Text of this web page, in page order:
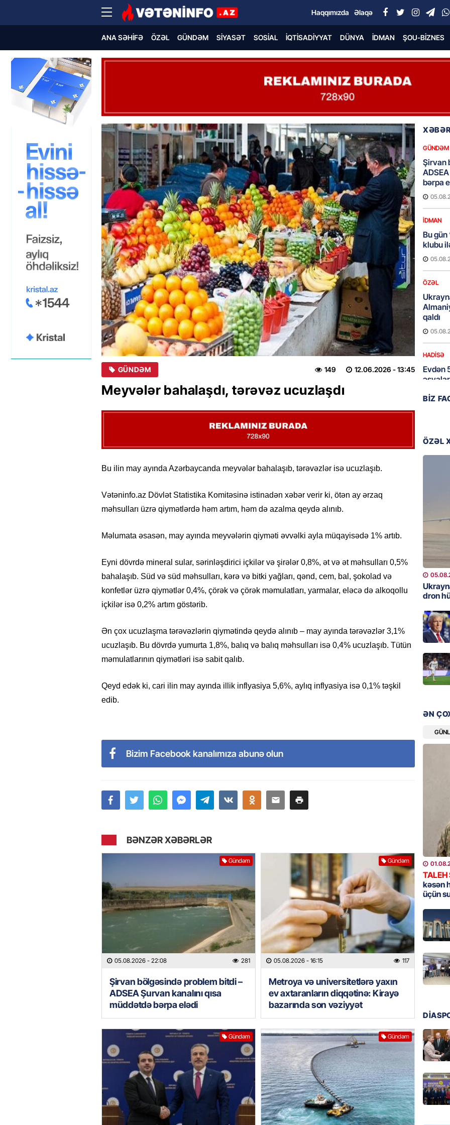
Haqqımızda Əlaqə
ANA SƏHIFƏ ÖZƏL GÜNDƏM SIYASƏT SOSIAL İQTISADIYYAT DÜNYA İDMAN ŞOU-BIZNES
GÜNDƏM 12.06.2026 - 13:45
149
Meyvələr bahalaşdı, tərəvəz ucuzlaşdı
Bu ilin may ayında Azərbaycanda meyvələr bahalaşıb, tərəvəzlər isə ucuzlaşıb.
Vətəninfo.az Dövlət Statistika Komitəsinə istinadən xəbər verir ki, ötən ay ərzaq
məhsulları üzrə qiymətlərdə həm artım, həm də azalma qeydə alınıb.
Məlumata əsasən, may ayında meyvələrin qiyməti əvvəlki ayla müqayisədə 1% artıb.
Eyni dövrdə mineral sular, sərinləşdirici içkilər və şirələr 0,8%, ət və ət məhsulları 0,5%
bahalaşıb. Süd və süd məhsulları, kərə və bitki yağları, qənd, cem, bal, şokolad və
konfetlər üzrə qiymətlər 0,4%, çörək və çörək məmulatları, yarmalar, eləcə də alkoqollu
içkilər isə 0,2% artım göstərib.
Ən çox ucuzlaşma tərəvəzlərin qiymətində qeydə alınıb – may ayında tərəvəzlər 3,1%
ucuzlaşıb. Bu dövrdə yumurta 1,8%, balıq və balıq məhsulları isə 0,4% ucuzlaşıb. Tütün
məmulatlarının qiymətləri isə sabit qalıb.
Qeyd edək ki, cari ilin may ayında illik inflyasiya 5,6%, aylıq inflyasiya isə 0,1% təşkil
edib.
Bizim Facebook kanalımıza abunə olun
BƏNZƏR XƏBƏRLƏR
Gündəm
05.08.2026 - 22:08 281
Şirvan bölgəsində problem bitdi –
ADSEA Şurvan kanalını qısa
müddətdə bərpa elədi
Gündəm
05.08.2026 - 16:15 117
Metroya və universitetlərə yaxın
ev axtaranların diqqətinə: Kirayə
bazarında son vəziyyət
Gündəm Gündəm
GÜNDƏM
Şirvan
bərpa
İDMAN
Bu gün
klubu
ÖZƏL
qaldı
HADISƏ
Evdən
İDMAN
Bu
DÜNYA
GÜNDƏM
HADISƏ
söydü,
BANNER
BANNER
Hikmət
verməz
REKLAM
BIZ
ÖZƏL
dron
ƏN
TALEH
kəsən
üçün